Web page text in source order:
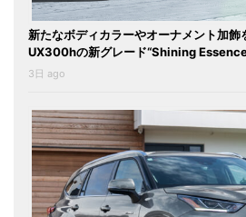
新たなボディカラーやオーナメント加飾
UX300hの新グレード“Shining
3日 ago